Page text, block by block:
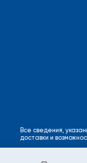
Все сведения,
доставки и